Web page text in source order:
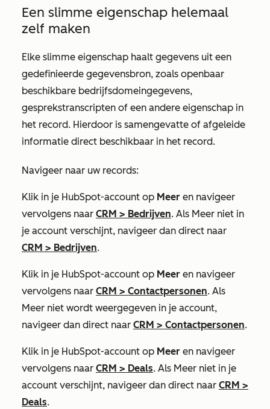
Een slimme eigenschap helemaal
zelf maken
Elke slimme eigenschap haalt gegevens uit een
gedefinieerde gegevensbron, zoals openbaar
beschikbare bedrijfsdomeingegevens,
gesprekstranscripten of een andere eigenschap in
het record. Hierdoor is samengevatte of afgeleide
informatie direct beschikbaar in het record.
Navigeer naar uw records:
Klik in je HubSpot-account op Meer en navigeer
vervolgens naar CRM > Bedrijven. Als Meer niet in
je account verschijnt, navigeer dan direct naar
CRM > Bedrijven.
Klik in je HubSpot-account op Meer en navigeer
vervolgens naar CRM > Contactpersonen. Als
Meer niet wordt weergegeven in je account,
navigeer dan direct naar CRM > Contactpersonen.
Klik in je HubSpot-account op Meer en navigeer
vervolgens naar CRM > Deals. Als Meer niet in je
account verschijnt, navigeer dan direct naar CRM >
Deals.